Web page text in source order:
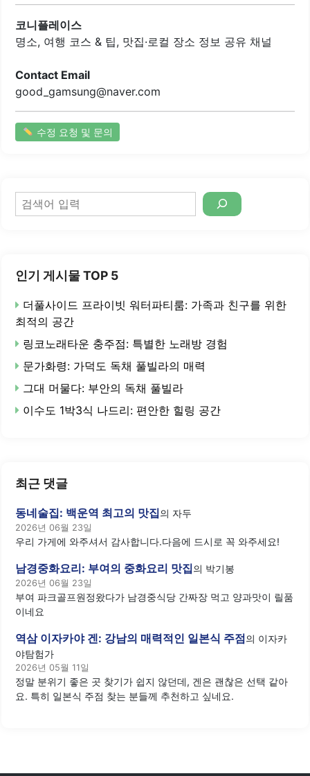
대가 합리적이며, 특히 점심 시간에는 가성비가 뛰어난 메뉴
를 제공합니다.매장 내에서 따뜻한 빵을 즐길 수 있어 더욱 맛
있는 경험을 선사합니다. 고객의 요구에 맞춰..
코니플레이스
명소, 여행 코스 & 팁, 맛집·로컬 장소 정보 공유 채널
Contact Email
good_gamsung@naver.com
수정 요청 및 문의
검
색
인기 게시물 TOP 5
더풀사이드 프라이빗 워터파티룸: 가족과 친구를 위한
최적의 공간
링코노래타운 충주점: 특별한 노래방 경험
문가화령: 가덕도 독채 풀빌라의 매력
그대 머물다: 부안의 독채 풀빌라
이수도 1박3식 나드리: 편안한 힐링 공간
최근 댓글
동네술집: 백운역 최고의 맛집의 자두
2026년 06월 23일
우리 가게에 와주셔서 감사합니다.다음에 드시로 꼭 와주세요!
남경중화요리: 부여의 중화요리 맛집의 박기봉
2026년 06월 23일
부여 파크골프원정왔다가 남경중식당 간짜장 먹고 양과맛이 릴품
이네요
역삼 이자카야 겐: 강남의 매력적인 일본식 주점의 이자카
야탐험가
2026년 05월 11일
정말 분위기 좋은 곳 찾기가 쉽지 않던데, 겐은 괜찮은 선택 같아
요. 특히 일본식 주점 찾는 분들께 추천하고 싶네요.